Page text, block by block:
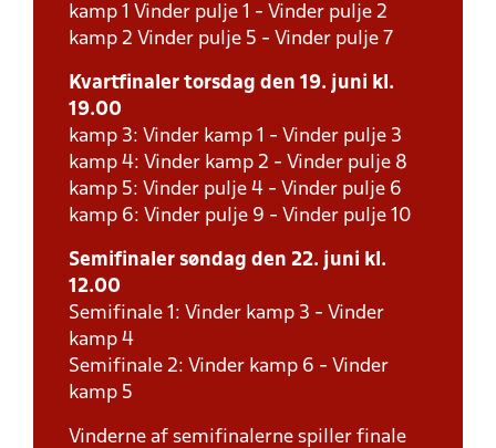
kamp 1 Vinder pulje 1 - Vinder pulje 2
kamp 2 Vinder pulje 5 - Vinder pulje 7
Kvartfinaler torsdag den 19. juni kl.
19.00
kamp 3: Vinder kamp 1 - Vinder pulje 3
kamp 4: Vinder kamp 2 - Vinder pulje 8
kamp 5: Vinder pulje 4 - Vinder pulje 6
kamp 6: Vinder pulje 9 - Vinder pulje 10
Semifinaler søndag den 22. juni kl.
12.00
Semifinale 1: Vinder kamp 3 - Vinder
kamp 4
Semifinale 2: Vinder kamp 6 - Vinder
kamp 5
Vinderne af semifinalerne spiller finale